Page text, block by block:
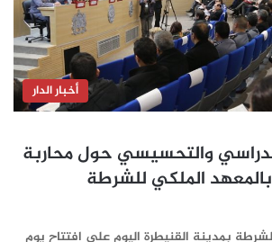
أخبار الدار
والتحسيسي حول محاربة
بالمعهد الملكي للشرطة
بمدينة القنيطرة اليوم على افتتاح يوم